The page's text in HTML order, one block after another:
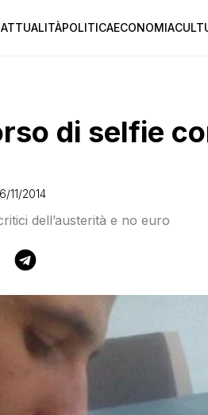
ATTUALITÀPOLITICAECONOMIA
di selfie
11/2014
dell’austerità e no euro